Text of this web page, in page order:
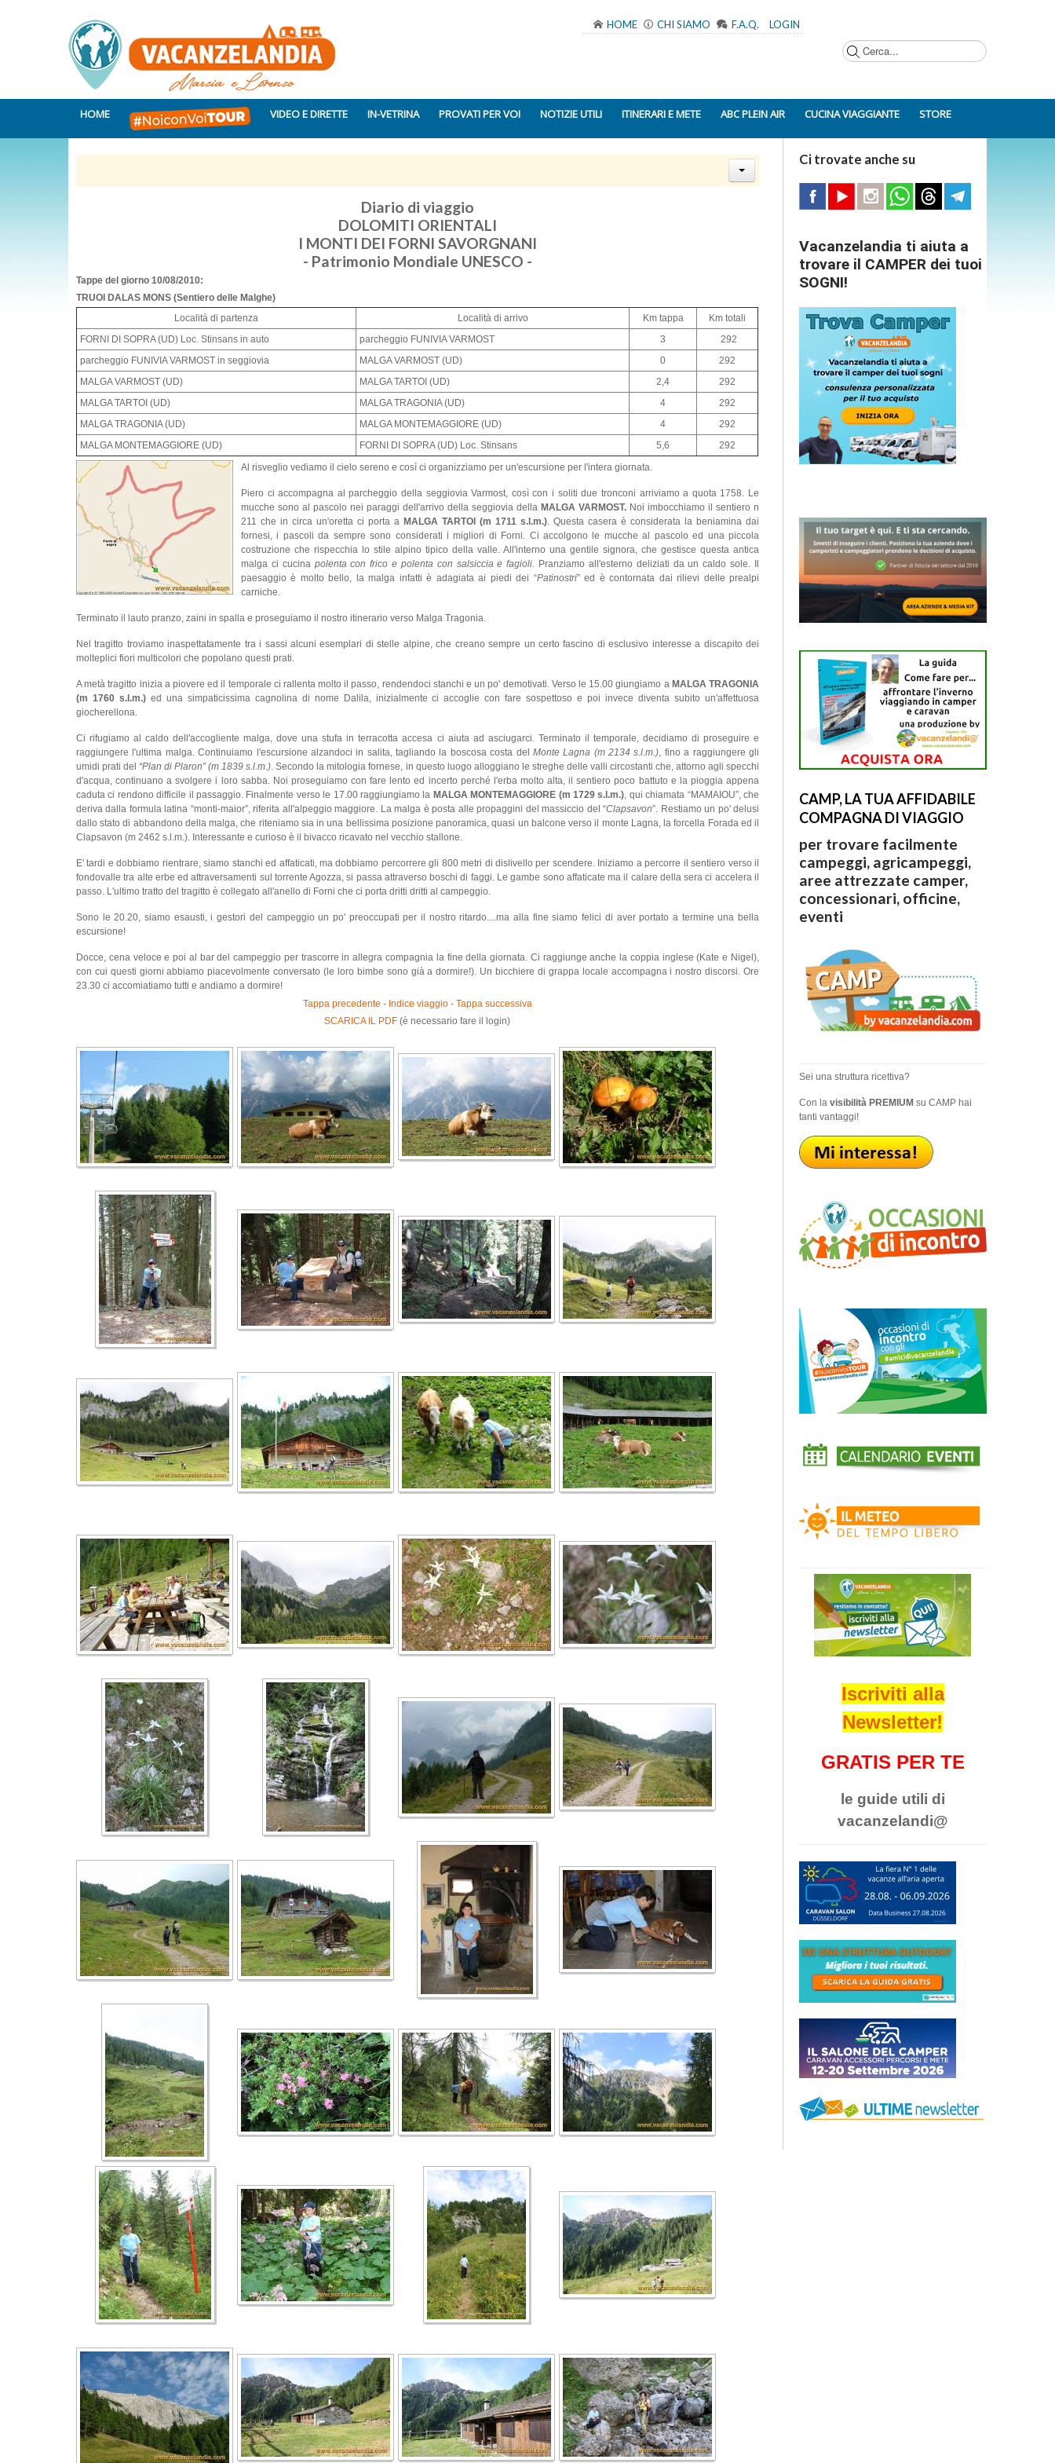
HOME CHI SIAMO F.A.Q. LOGIN
HOME VIDEO E DIRETTE IN-VETRINA PROVATI PER VOI NOTIZIE UTILI ITINERARI E METE ABC PLEIN AIR CUCINA VIAGGIANTE STORE
Diario di viaggio
DOLOMITI ORIENTALI
I MONTI DEI FORNI SAVORGNANI
- Patrimonio Mondiale UNESCO -
Tappe del giorno 10/08/2010:
TRUOI DALAS MONS (Sentiero delle Malghe)
Località di partenza
Località di arrivo Km tappa
Km totali
FORNI DI SOPRA (UD) Loc. Stinsans in auto
parcheggio FUNIVIA VARMOST 3
292
parcheggio FUNIVIA VARMOST in seggiovia
MALGA VARMOST (UD) 0
292
MALGA VARMOST (UD)
MALGA TARTOI (UD) 2,4
292
MALGA TARTOI (UD)
MALGA TRAGONIA (UD) 4
292
MALGA TRAGONIA (UD)
MALGA MONTEMAGGIORE (UD) 4
292
MALGA MONTEMAGGIORE (UD)
FORNI DI SOPRA (UD) Loc. Stinsans 5,6
292
Al risveglio vediamo il cielo sereno e così ci organizziamo per un'escursione per l'intera giornata.
Piero ci accompagna al parcheggio della seggiovia Varmost, così con i soliti due tronconi arriviamo a quota 1758. Le
mucche sono al pascolo nei paraggi dell'arrivo della seggiovia della MALGA VARMOST. Noi imbocchiamo il sentiero n
211 che in circa un'oretta ci porta a MALGA TARTOI (m 1711 s.l.m.). Questa casera è considerata la beniamina dai
fornesi, i pascoli da sempre sono considerati i migliori di Forni. Ci accolgono le mucche al pascolo ed una piccola
costruzione che rispecchia lo stile alpino tipico della valle. All'interno una gentile signora, che gestisce questa antica
malga ci cucina polenta con frico e polenta con salsiccia e fagioli. Pranziamo all'esterno deliziati da un caldo sole. Il
paesaggio è molto bello, la malga infatti è adagiata ai piedi dei “Patinostri” ed è contornata dai rilievi delle prealpi
carniche.
Terminato il lauto pranzo, zaini in spalla e proseguiamo il nostro itinerario verso Malga Tragonia.
Nel tragitto troviamo inaspettatamente tra i sassi alcuni esemplari di stelle alpine, che creano sempre un certo fascino di esclusivo interesse a discapito dei
molteplici fiori multicolori che popolano questi prati.
A metà tragitto inizia a piovere ed il temporale ci rallenta molto il passo, rendendoci stanchi e un po' demotivati. Verso le 15.00 giungiamo a MALGA TRAGONIA
(m 1760 s.l.m.)ed una simpaticissima cagnolina di nome Dalila, inizialmente ci accoglie con fare sospettoso e poi invece diventa subito un'affettuosa
giocherellona.
Ci rifugiamo al caldo dell'accogliente malga, dove una stufa in terracotta accesa ci aiuta ad asciugarci. Terminato il temporale, decidiamo di proseguire e
raggiungere l'ultima malga. Continuiamo l'escursione alzandoci in salita, tagliando la boscosa costa del Monte Lagna (m 2134 s.l.m.), fino a raggiungere gli
umidi prati del “Plan di Plaron” (m 1839 s.l.m.). Secondo la mitologia fornese, in questo luogo alloggiano le streghe delle valli circostanti che, attorno agli specchi
d'acqua, continuano a svolgere i loro sabba. Noi proseguiamo con fare lento ed incerto perché l'erba molto alta, il sentiero poco battuto e la pioggia appena
caduta ci rendono difficile il passaggio. Finalmente verso le 17.00 raggiungiamo la MALGA MONTEMAGGIORE (m 1729 s.l.m.), qui chiamata “MAMAIOU”, che
deriva dalla formula latina “monti-maior”, riferita all'alpeggio maggiore. La malga è posta alle propaggini del massiccio del “Clapsavon”. Restiamo un po' delusi
dallo stato di abbandono della malga, che riteniamo sia in una bellissima posizione panoramica, quasi un balcone verso il monte Lagna, la forcella Forada ed il
Clapsavon (m 2462 s.l.m.). Interessante e curioso è il bivacco ricavato nel vecchio stallone.
E' tardi e dobbiamo rientrare, siamo stanchi ed affaticati, ma dobbiamo percorrere gli 800 metri di dislivello per scendere. Iniziamo a percorre il sentiero verso il
fondovalle tra alte erbe ed attraversamenti sul torrente Agozza, si passa attraverso boschi di faggi. Le gambe sono affaticate ma il calare della sera ci accelera il
passo. L'ultimo tratto del tragitto è collegato all'anello di Forni che ci porta dritti dritti al campeggio.
Sono le 20.20, siamo esausti, i gestori del campeggio un po' preoccupati per il nostro ritardo....ma alla fine siamo felici di aver portato a termine una bella
escursione!
Docce, cena veloce e poi al bar del campeggio per trascorre in allegra compagnia la fine della giornata. Ci raggiunge anche la coppia inglese (Kate e Nigel),
con cui questi giorni abbiamo piacevolmente conversato (le loro bimbe sono già a dormire!). Un bicchiere di grappa locale accompagna i nostro discorsi. Ore
23.30 ci accomiatiamo tutti e andiamo a dormire!
Tappa precedente - Indice viaggio- Tappa successiva
SCARICA IL PDF (è necessario fare il login)
Ci trovate anche su
Vacanzelandia ti aiuta a
trovare il CAMPER dei tuoi
SOGNI!
CAMP, LA TUA AFFIDABILE
COMPAGNA DI VIAGGIO
per trovare facilmente
campeggi, agricampeggi,
aree attrezzate camper,
concessionari, officine,
eventi
Sei una struttura ricettiva?
Con la visibilità PREMIUMsu CAMP hai
tanti vantaggi!
Iscriviti alla
Newsletter!
GRATIS PER TE
le guide utili di
vacanzelandi@